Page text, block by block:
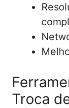
Troca